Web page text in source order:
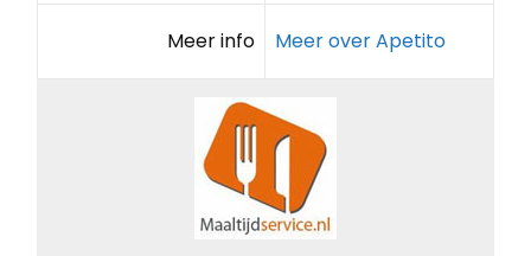
Meer info Meer over Apetito